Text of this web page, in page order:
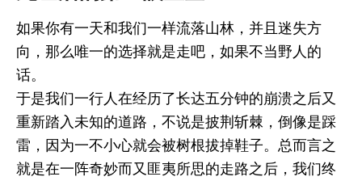
如果你有一天和我们一样流落山林，并且迷失方
向，那么唯一的选择就是走吧，如果不当野人的
话。
于是我们一行人在经历了长达五分钟的崩溃之后又
重新踏入未知的道路，不说是披荆斩棘，倒像是踩
雷，因为一不小心就会被树根拔掉鞋子。总而言之
就是在一阵奇妙而又匪夷所思的走路之后，我们终